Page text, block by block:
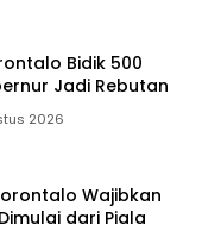
Bidik 500
Jadi Rebutan
2026
Wajibkan
dari Piala